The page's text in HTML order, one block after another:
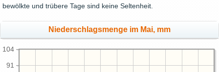
bewölkte und trübere Tage sind keine Seltenheit.
Niederschlagsmenge im Mai, mm
91
104